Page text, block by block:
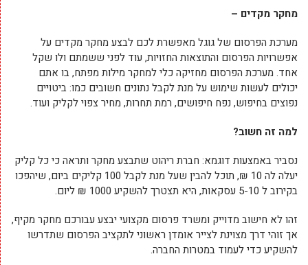
מחקר מקדים –
מערכת הפרסום של גוגל מאפשרת לכם לבצע מחקר מקדים על
אפשרויות הפרסום והתוצאות החזויות, עוד לפני ששמתם ולו שקל
אחד. מערכת הפרסום מחזיקה כלי למחקר מילות מפתח, בו אתם
יכולים לעשות שימוש על מנת לקבל נתונים חשובים כמו: ביטויים
נפוצים בחיפוש, נפח חיפושים, רמת תחרות, מחיר צפוי לקליק ועוד.
למה זה חשוב?
נסביר באמצעות דוגמא: חברת ריהוט שתבצע מחקר ותראה כי כל קליק
יעלה לה 10 ₪, תוכל להבין שעל מנת לקבל 100 קליקים ביום, שיהפכו
בקירוב ל 5-10 עסקאות, היא תצטרך להשקיע 1000 ₪ ליום.
זהו לא חישוב מדוייק ומשרד פרסום מקצועי יבצע עבורכם מחקר מקיף,
אך זוהי דרך מצוינת לצייר אומדן ראשוני לתקציב הפרסום שתדרשו
להשקיע כדי לעמוד במטרות החברה.